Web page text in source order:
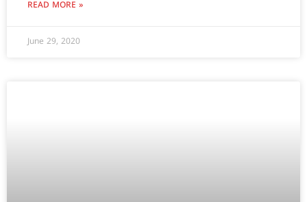
READ MORE »
June 29, 2020